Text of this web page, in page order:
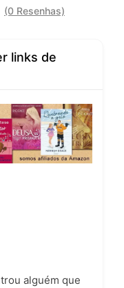
(0 Resenhas)
links de
alguém que